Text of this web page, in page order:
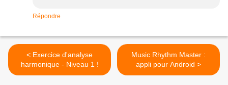
Répondre
< Exercice d'analyse
harmonique - Niveau 1 !
Music Rhythm Master :
appli pour Android >